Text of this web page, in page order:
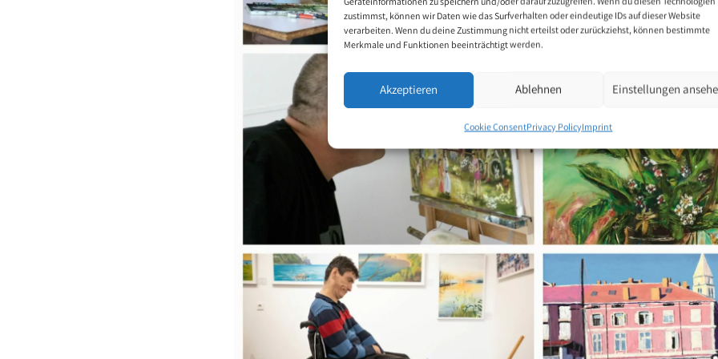
zustimmst, können wir Daten wie das Surfverhalten oder eindeutige IDs auf dieser Website
verarbeiten. Wenn du deine Zustimmung nicht erteilst oder zurückziehst, können bestimmte
Merkmale und Funktionen beeinträchtigt werden.
Akzeptieren Ablehnen Einstellungen
Cookie ConsentPrivacy PolicyImprint